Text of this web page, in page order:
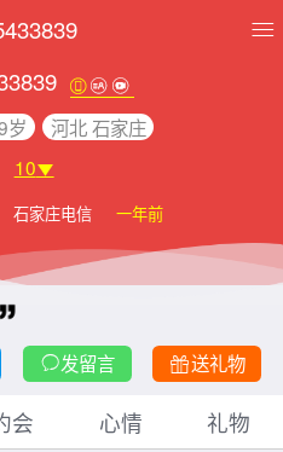
岁
河北 石家庄
10
石家庄电信 一年前
发留言 送礼物
会 心情 礼物